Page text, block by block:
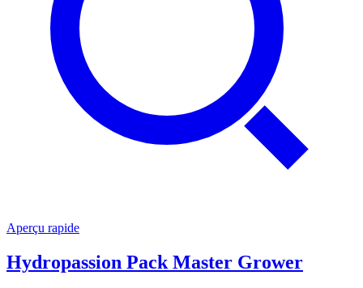
Aperçu rapide
Hydropassion Pack Master Grower